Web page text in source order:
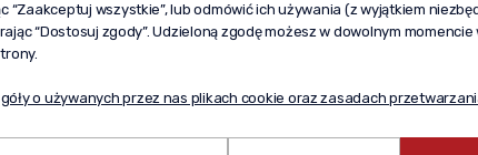
“Zaakceptuj wszystkie”, lub odmówić ich używania (z wyjątkiem
“Dostosuj zgody”. Udzieloną zgodę możesz w dowolnym
o używanych przez nas plikach cookie oraz zasadach